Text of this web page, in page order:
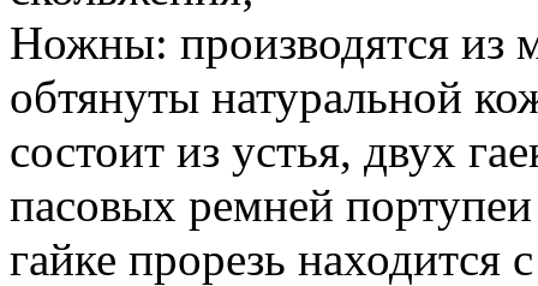
Ножны: производятся из
обтянуты натуральной
состоит из устья, двух
пасовых ремней
гайке прорезь находится